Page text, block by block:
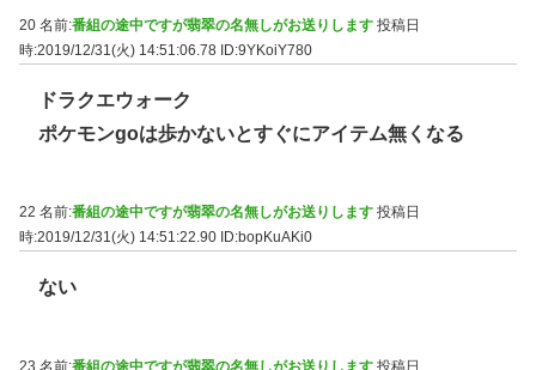
20 名前:番組の途中ですが翡翠の名無しがお送りします 投稿日
時:2019/12/31(火) 14:51:06.78 ID:9YKoiY780
ドラクエウォーク
ポケモンgoは歩かないとすぐにアイテム無くなる
22 名前:番組の途中ですが翡翠の名無しがお送りします 投稿日
時:2019/12/31(火) 14:51:22.90 ID:bopKuAKi0
ない
23 名前:番組の途中ですが翡翠の名無しがお送りします 投稿日